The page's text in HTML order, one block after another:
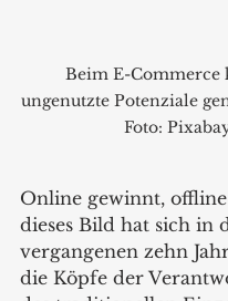
Beim E-Commerce
ungenutzte Potenziale
Foto:
Online gewinnt,
dieses Bild hat sich in
vergangenen zehn
die Köpfe der